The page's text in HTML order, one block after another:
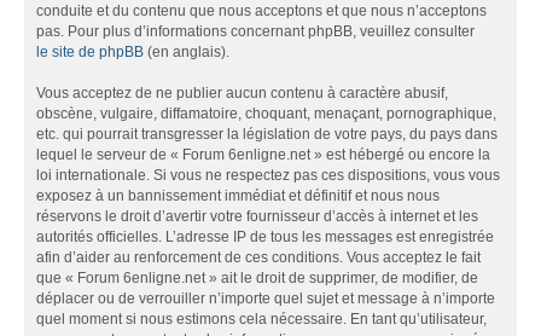
conduite et du contenu que nous acceptons et que nous n’acceptons
pas. Pour plus d’informations concernant phpBB, veuillez consulter
le site de phpBB (en anglais).
Vous acceptez de ne publier aucun contenu à caractère abusif,
obscène, vulgaire, diffamatoire, choquant, menaçant, pornographique,
etc. qui pourrait transgresser la législation de votre pays, du pays dans
lequel le serveur de « Forum 6enligne.net » est hébergé ou encore la
loi internationale. Si vous ne respectez pas ces dispositions, vous vous
exposez à un bannissement immédiat et définitif et nous nous
réservons le droit d’avertir votre fournisseur d’accès à internet et les
autorités officielles. L’adresse IP de tous les messages est enregistrée
afin d’aider au renforcement de ces conditions. Vous acceptez le fait
que « Forum 6enligne.net » ait le droit de supprimer, de modifier, de
déplacer ou de verrouiller n’importe quel sujet et message à n’importe
quel moment si nous estimons cela nécessaire. En tant qu’utilisateur,